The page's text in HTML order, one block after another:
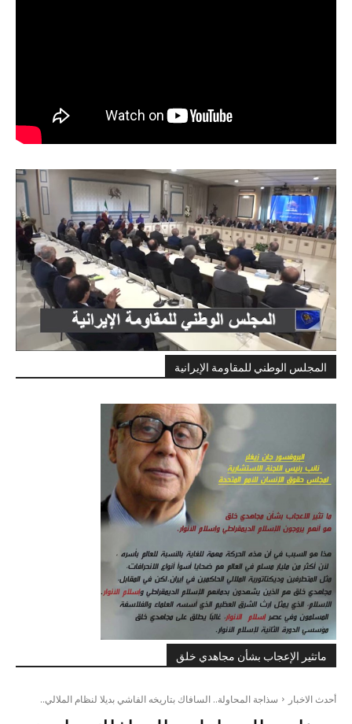
المجلس الوطني للمقاومة الإيرانية
ماتثير الإعجاب بشأن مجاهدي خلق
أحدث الاخبار سذاجة المحاولة.. السافاك بتاريخه الفاشي بديلا لنظام الملالي..